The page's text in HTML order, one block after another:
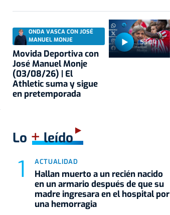
53:04
ONDA VASCA CON JOSÉ
MANUEL MONJE
Movida Deportiva con
José Manuel Monje
(03/08/26) | El
Athletic suma y sigue
en pretemporada
Lo +leído
ACTUALIDAD
Hallan muerto a un recién nacido
en un armario después de que su
madre ingresara en el hospital por
una hemorragia